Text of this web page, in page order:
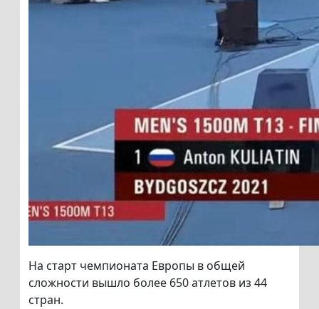
На старт чемпионата Европы в общей
сложности вышло более 650 атлетов из 44
стран.